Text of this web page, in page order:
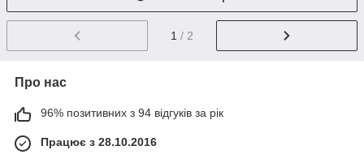
1 / 2
Про нас
96% позитивних з 94 відгуків за рік
Працює з 28.10.2016